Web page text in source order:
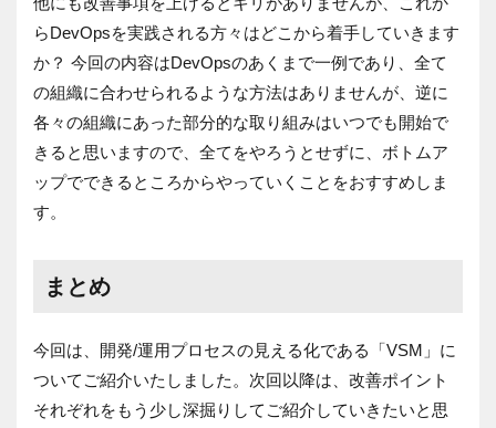
らDevOpsを実践される方々はどこから着手していきます
か？ 今回の内容はDevOpsのあくまで一例であり、全て
の組織に合わせられるような方法はありませんが、逆に
各々の組織にあった部分的な取り組みはいつでも開始で
きると思いますので、全てをやろうとせずに、ボトムア
ップでできるところからやっていくことをおすすめしま
す。
まとめ
今回は、開発/運用プロセスの見える化である「VSM」に
ついてご紹介いたしました。次回以降は、改善ポイント
それぞれをもう少し深掘りしてご紹介していきたいと思